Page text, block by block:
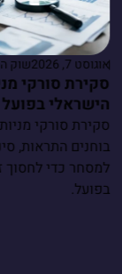
אוגוסט 7, 2026 שוק
סקירת סורקי
הישראלי בפועל
סקירת סורקי
בוחנים התראות,
למסחר כדי לחסוך
בפועל.